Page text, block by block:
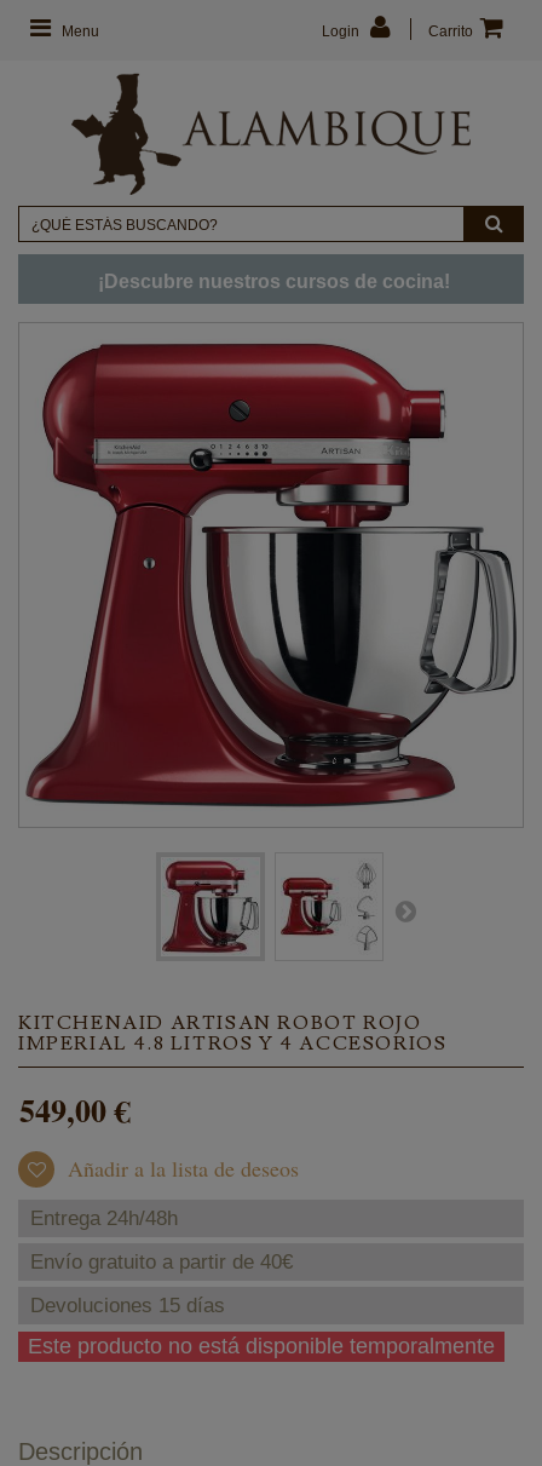
Menu Carrito
Login
¡Descubre nuestros cursos de cocina!
KITCHENAID ARTISAN ROBOT ROJO
IMPERIAL 4.8 LITROS Y 4 ACCESORIOS
549,00 €
Añadir a la lista de deseos
Entrega 24h/48h
Envío gratuito a partir de 40€
Devoluciones 15 días
Este producto no está disponible temporalmente
Descripción